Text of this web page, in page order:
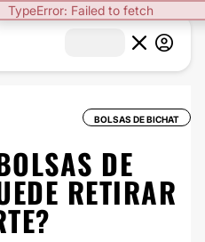
TypeError: Failed to fetch
BOLSAS DE BICHAT
DE
RETIRAR